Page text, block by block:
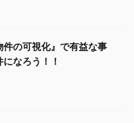
件の可視化』で有益な事
なろう！！